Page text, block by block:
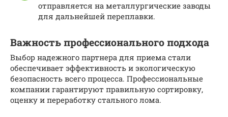
отправляется на металлургические заводы
для дальнейшей переплавки.
Важность профессионального подхода
Выбор надежного партнера для приема стали
обеспечивает эффективность и экологическую
безопасность всего процесса. Профессиональные
компании гарантируют правильную сортировку,
оценку и переработку стального лома.